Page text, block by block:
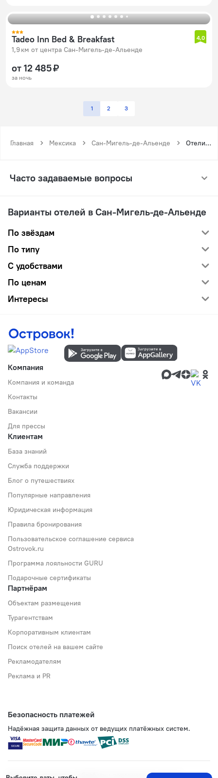
Tadeo Inn Bed & Breakfast
1,9 км от центра Сан-Мигель-де-Альенде
4,0
от 12 485 ₽
за ночь
1 2 3
Главная Мексика Сан-Мигель-де-Альенде Отели с тренажёрным залом в Сан-Мигель-де-Альенде
Часто задаваемые вопросы
Варианты отелей в Сан-Мигель-де-Альенде
По звёздам
По типу
С удобствами
По ценам
Интересы
Компания
Компания и команда
Контакты
Вакансии
Для прессы
Клиентам
База знаний
Служба поддержки
Блог о путешествиях
Популярные направления
Юридическая информация
Правила бронирования
Пользовательское соглашение сервиса
Ostrovok.ru
Программа лояльности GURU
Подарочные сертификаты
Партнёрам
Объектам размещения
Турагентствам
Корпоративным клиентам
Поиск отелей на вашем сайте
Рекламодателям
Реклама и PR
Безопасность платежей
Надёжная защита данных от ведущих платёжных систем.
Политика хранения и обработки персональных данных